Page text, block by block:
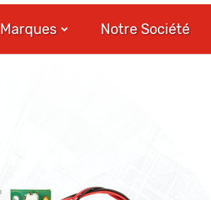
Marques Notre Société